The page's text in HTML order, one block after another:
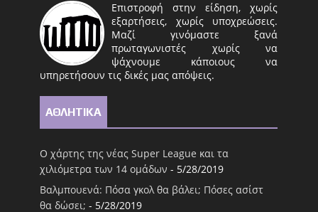
Επιστροφή στην είδηση, χωρίς
εξαρτήσεις, χωρίς υποχρεώσεις.
Μαζί γινόμαστε ξανά
πρωταγωνιστές χωρίς να
ψάχνουμε κάποιους να
υπηρετήσουν τις δικές μας απόψεις.
ΑΘΛΗΤΙΚΑ
Ο χάρτης της νέας Super League και τα
χιλιόμετρα των 14 ομάδων - 5/28/2019
Βαλμπουενά: Πόσα γκολ θα βάλει; Πόσες ασίστ
θα δώσει; - 5/28/2019